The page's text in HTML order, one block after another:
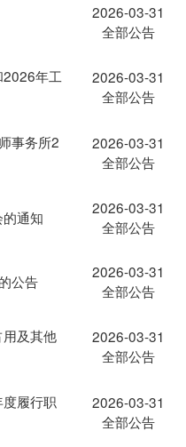
2026-03-31
全部公告
年工
2026-03-31
全部公告
事务所2
2026-03-31
全部公告
通知
2026-03-31
全部公告
公告
2026-03-31
全部公告
及其他
2026-03-31
全部公告
履行职
2026-03-31
全部公告